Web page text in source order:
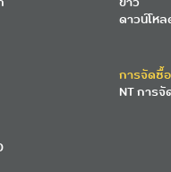
ดาวน์โห
การจัดซื้
NT การ